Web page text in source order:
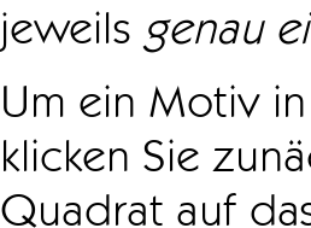
jeweils genau
Um ein Motiv
klicken Sie
Quadrat auf